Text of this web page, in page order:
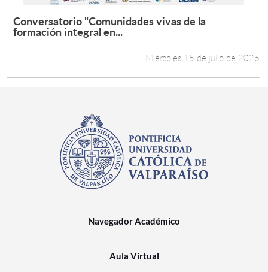
Leer más +
Conversatorio "Comunidades vivas de la
formación integral en...
Miércoles 15 de julio de 2026
Navegador Académico
Aula Virtual